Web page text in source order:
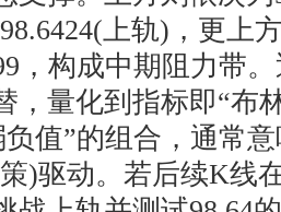
上轨)，更上
，构成中期阻力带
，量化到指标即“布
值”的组合，通常
)驱动。若后续K线